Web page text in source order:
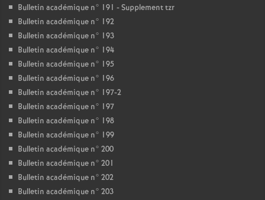
Bulletin académique n° 191 - Supplement tzr
Bulletin académique n° 192
Bulletin académique n° 193
Bulletin académique n° 194
Bulletin académique n° 195
Bulletin académique n° 196
Bulletin académique n° 197-2
Bulletin académique n° 197
Bulletin académique n° 198
Bulletin académique n° 199
Bulletin académique n° 200
Bulletin académique n° 201
Bulletin académique n° 202
Bulletin académique n° 203